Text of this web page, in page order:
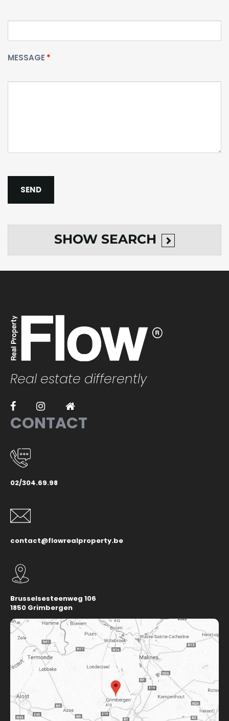
MESSAGE
SHOW SEARCH
Real estate differently
CONTACT
02/304.69.98
contact@flowrealproperty.be
Brusselsesteenweg 106
1850 Grimbergen